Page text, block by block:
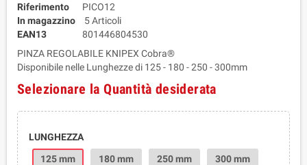
Riferimento
PICO12
In magazzino
5 Articoli
EAN13
801446804530
PINZA REGOLABILE KNIPEX Cobra®
Disponibile nelle Lunghezze di 125 - 180 - 250 - 300mm
Selezionare la Quantità desiderata
LUNGHEZZA
125 mm
180 mm 250 mm 300 mm